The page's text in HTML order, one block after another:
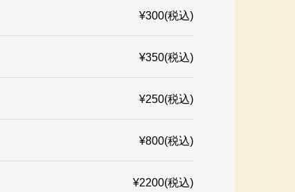
¥300(税込)
¥350(税込)
¥250(税込)
¥800(税込)
¥2200(税込)